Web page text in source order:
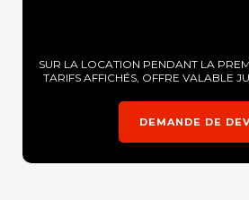
SUR LA LOCATION PENDANT LA
TARIFS AFFICHÉS, OFFRE VALABLE
DEMANDE DE